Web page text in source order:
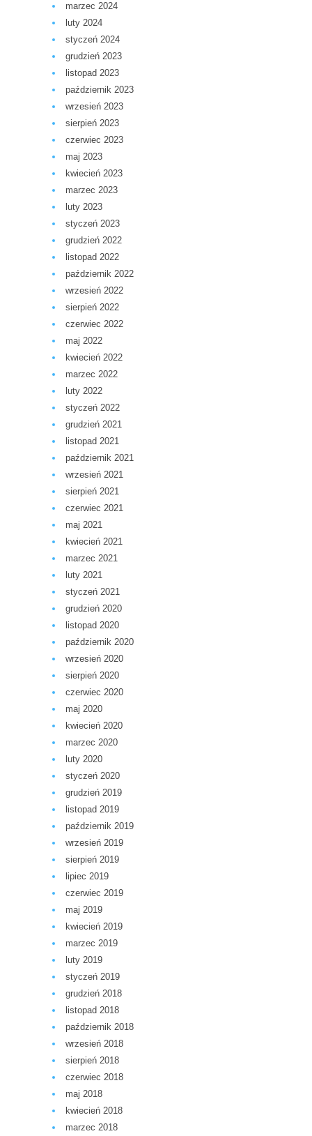
marzec 2024
luty 2024
styczeń 2024
grudzień 2023
listopad 2023
październik 2023
wrzesień 2023
sierpień 2023
czerwiec 2023
maj 2023
kwiecień 2023
marzec 2023
luty 2023
styczeń 2023
grudzień 2022
listopad 2022
październik 2022
wrzesień 2022
sierpień 2022
czerwiec 2022
maj 2022
kwiecień 2022
marzec 2022
luty 2022
styczeń 2022
grudzień 2021
listopad 2021
październik 2021
wrzesień 2021
sierpień 2021
czerwiec 2021
maj 2021
kwiecień 2021
marzec 2021
luty 2021
styczeń 2021
grudzień 2020
listopad 2020
październik 2020
wrzesień 2020
sierpień 2020
czerwiec 2020
maj 2020
kwiecień 2020
marzec 2020
luty 2020
styczeń 2020
grudzień 2019
listopad 2019
październik 2019
wrzesień 2019
sierpień 2019
lipiec 2019
czerwiec 2019
maj 2019
kwiecień 2019
marzec 2019
luty 2019
styczeń 2019
grudzień 2018
listopad 2018
październik 2018
wrzesień 2018
sierpień 2018
czerwiec 2018
maj 2018
kwiecień 2018
marzec 2018